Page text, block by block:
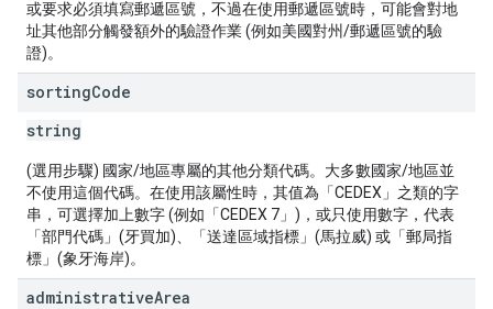
或要求必須填寫郵遞區號，不過在使用郵遞區號時，可能會對地
址其他部分觸發額外的驗證作業 (例如美國對州/郵遞區號的驗
證)。
sortingCode
string
(選用步驟) 國家/地區專屬的其他分類代碼。大多數國家/地區並
不使用這個代碼。在使用該屬性時，其值為「CEDEX」之類的字
串，可選擇加上數字 (例如「CEDEX 7」)，或只使用數字，代表
「部門代碼」(牙買加)、「送達區域指標」(馬拉威) 或「郵局指
標」(象牙海岸)。
administrativeArea